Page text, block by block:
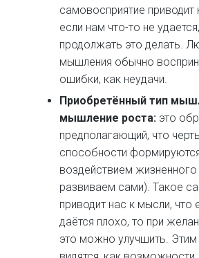
самовосприятие приводит
если нам что-то не
продолжать это делать.
мышления обычно
ошибки, как неудачи.
Приобретённый тип
мышление роста: это
предполагающий, что
способности
воздействием
развиваем сами). Такое
приводит нас к мысли, что
даётся плохо, то при
это можно улучшить.